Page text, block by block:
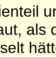
als